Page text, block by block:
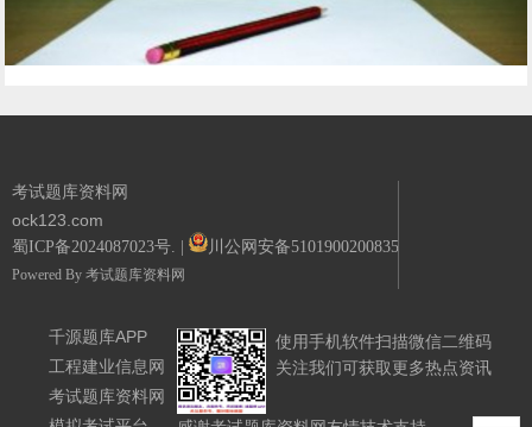
考试题库资料网
ock123.com
蜀ICP备2024087023号. 川公网安备51019002008351号.
Powered By 考试题库资料网
千源题库APP
工程建业信息网
考试题库资料网
使用手机软件扫描微信二维码
关注我们可获取更多热点资讯